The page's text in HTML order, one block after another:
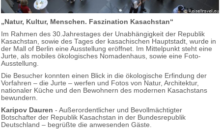
„Natur, Kultur, Menschen. Faszination Kasachstan“
Im Rahmen des 30.Jahrestages der Unabhängigkeit der Republik
Kasachstan, sowie des Tages der kasachischen Hauptstadt, wurde in
der Mall of Berlin eine Ausstellung eröffnet. Im Mittelpunkt steht eine
Jurte, als mobiles ökologisches Nomadenhaus, sowie eine Foto-
Ausstellung.
Die Besucher konnten einen Blick in die ökologische Erfindung der
Vorfahren – die Jurte – werfen und Fotos von Natur, Architektur,
nationaler Küche und den Bewohnern des modernen Kasachstans
bewundern.
Karipov Dauren - Außerordentlicher und Bevollmächtigter
Botschafter der Republik Kasachstan in der Bundesrepublik
Deutschland – begrüßte die anwesenden Gäste.